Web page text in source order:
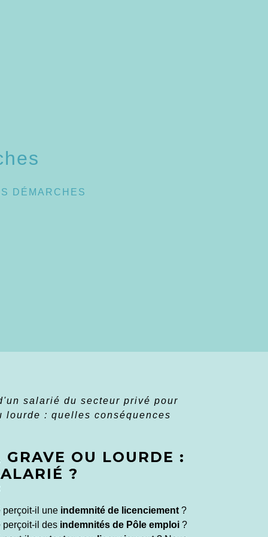
DÉMARCHES
salarié du secteur privé pour
lourde : quelles conséquences
OU LOURDE :
?
perçoit-il une indemnité de licenciement ?
perçoit-il des indemnités de Pôle emploi ?